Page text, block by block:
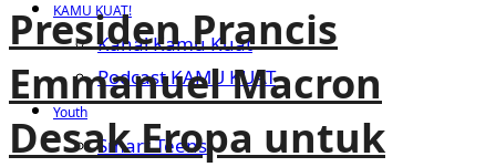
KAMU KUAT!
Kanal Kamu Kuat
Podcast KAMU KUAT
Youth
Smart Teens
Presiden Prancis
Emmanuel Macron
Desak Eropa untuk